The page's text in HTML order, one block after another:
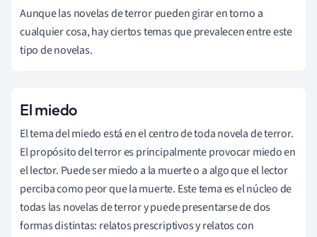
Aunque las novelas de terror pueden girar en torno a
cualquier cosa, hay ciertos temas que prevalecen entre este
tipo de novelas.
El miedo
El tema del miedo está en el centro de toda novela de terror.
El propósito del terror es principalmente provocar miedo en
el lector. Puede ser miedo a la muerte o a algo que el lector
perciba como peor que la muerte. Este tema es el núcleo de
todas las novelas de terror y puede presentarse de dos
formas distintas: relatos prescriptivos y relatos con